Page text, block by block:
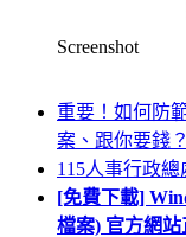
Screenshot
重要！如何防
案、跟你要錢？
115人事行政總
[免費下載]
檔案) 官方網